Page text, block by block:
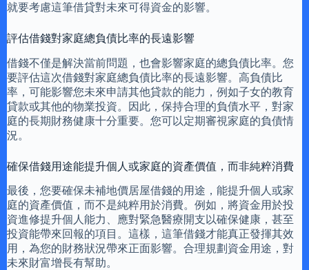
就要考慮這筆借貸對未來可得資金的影響。
評估借錢對家庭總負債比率的長遠影響
借錢不僅是解決當前問題，也會影響家庭的總負債比率。您
要評估這次借錢對家庭總負債比率的長遠影響。高負債比
率，可能影響您未來申請其他貸款的能力，例如子女的教育
貸款或其他的物業投資。因此，保持合理的負債水平，對家
庭的長期財務健康十分重要。您可以定期審視家庭的負債情
況。
確保借錢用途能提升個人或家庭的資產價值，而非純粹消費
最後，您要確保未補地價居屋借錢的用途，能提升個人或家
庭的資產價值，而不是純粹用於消費。例如，將資金用於投
資進修提升個人能力、應對緊急醫療開支以確保健康，甚至
投資能帶來回報的項目。這樣，這筆借錢才能真正發揮其效
用，為您的財務狀況帶來正面影響。合理規劃資金用途，對
未來財富增長有幫助。